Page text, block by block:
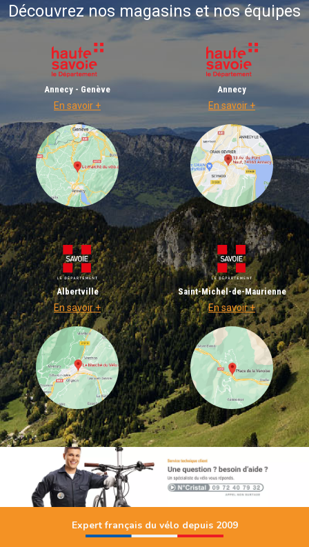
Découvrez nos magasins et nos équipes
Annecy - Genève
En savoir +
Annecy
En savoir +
Albertville
En savoir +
Saint-Michel-de-Maurienne
En savoir +
Expert français du vélo depuis 2009